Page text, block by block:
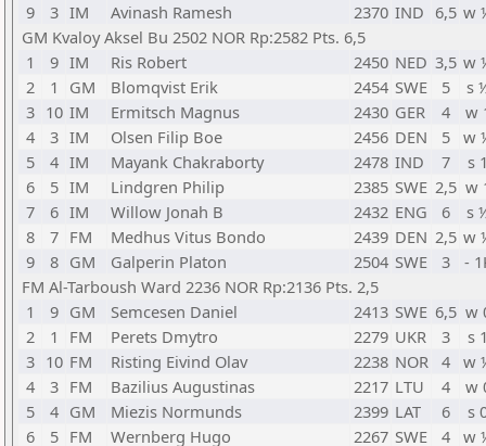
9
3 IM Avinash Ramesh 2370 IND 6,5 w
GM Kvaloy Aksel Bu 2502 NOR Rp:2582 Pts. 6,5
1
9 IM Ris Robert 2450 NED 3,5 w
2
1 GM Blomqvist Erik 2454 SWE 5
s
3 10 IM Ermitsch Magnus 2430 GER 4
w
4
3 IM Olsen Filip Boe 2456 DEN 5 w
5
4 IM Mayank Chakraborty 2478 IND 7
s
6
5 IM Lindgren Philip 2385 SWE 2,5 w
7
6 IM Willow Jonah B 2432 ENG 6
s
8
7 FM Medhus Vitus Bondo 2439 DEN 2,5 w
9
8 GM Galperin Platon 2504 SWE 3
-
FM Al-Tarboush Ward 2236 NOR Rp:2136 Pts. 2,5
1
9 GM Semcesen Daniel 2413 SWE 6,5 w
2
1 FM Perets Dmytro 2279 UKR 3
s
3 10 FM Risting Eivind Olav 2238 NOR 4 w
4
3 FM Bazilius Augustinas 2217 LTU 4
w
5
4 GM Miezis Normunds 2399 LAT 6
s
6
5 FM Wernberg Hugo 2267 SWE 4 w